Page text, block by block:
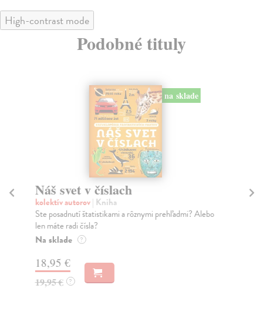
High-contrast mode
Podobné tituly
na sklade
Náš svet v číslach
kolektív autorov| Kniha
Ste posadnutí štatistikami a rôznymi prehľadmi? Alebo
len máte radi čísla?
Na sklade ?
18,95 €
19,95 € ?